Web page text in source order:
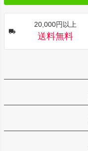
20,000円以上
送料無料